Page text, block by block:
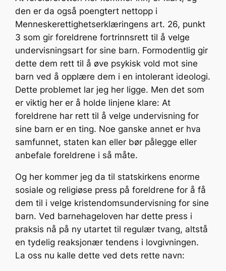
den er da også poengtert nettopp i
Menneskerettighetserklæringens art. 26, punkt
3 som gir foreldrene fortrinnsrett til å velge
undervisningsart for sine barn. Formodentlig gir
dette dem rett til å øve psykisk vold mot sine
barn ved å opplære dem i en intolerant ideologi.
Dette problemet lar jeg her ligge. Men det som
er viktig her er å holde linjene klare: At
foreldrene har rett til å velge undervisning for
sine barn er en ting. Noe ganske annet er hva
samfunnet, staten kan eller bør pålegge eller
anbefale foreldrene i så måte.
Og her kommer jeg da til statskirkens enorme
sosiale og religiøse press på foreldrene for å få
dem til i velge kristendomsundervisning for sine
barn. Ved barnehageloven har dette press i
praksis nå på ny utartet til regulær tvang, altstå
en tydelig reaksjonær tendens i lovgivningen.
La oss nu kalle dette ved dets rette navn: